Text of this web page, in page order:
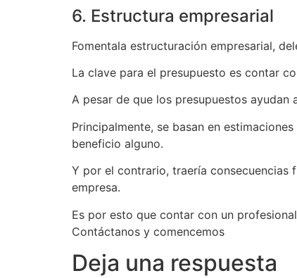
6. Estructura empresarial
Fomentala estructuración empresarial,
La clave para el presupuesto es contar
A pesar de que los presupuestos ayudan
Principalmente, se basan en
beneficio alguno.
Y por el contrario, traería consecuencias
empresa.
Es por esto que contar con un
Contáctanos y comencemos
Deja una respuesta